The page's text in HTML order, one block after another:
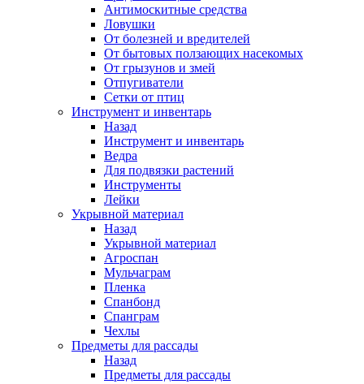
Антимоскитные средства
Ловушки
От болезней и вредителей
От бытовых ползающих насекомых
От грызунов и змей
Отпугиватели
Сетки от птиц
Инструмент и инвентарь
Назад
Инструмент и инвентарь
Ведра
Для подвязки растений
Инструменты
Лейки
Укрывной материал
Назад
Укрывной материал
Агроспан
Мульчаграм
Пленка
Спанбонд
Спанграм
Чехлы
Предметы для рассады
Назад
Предметы для рассады